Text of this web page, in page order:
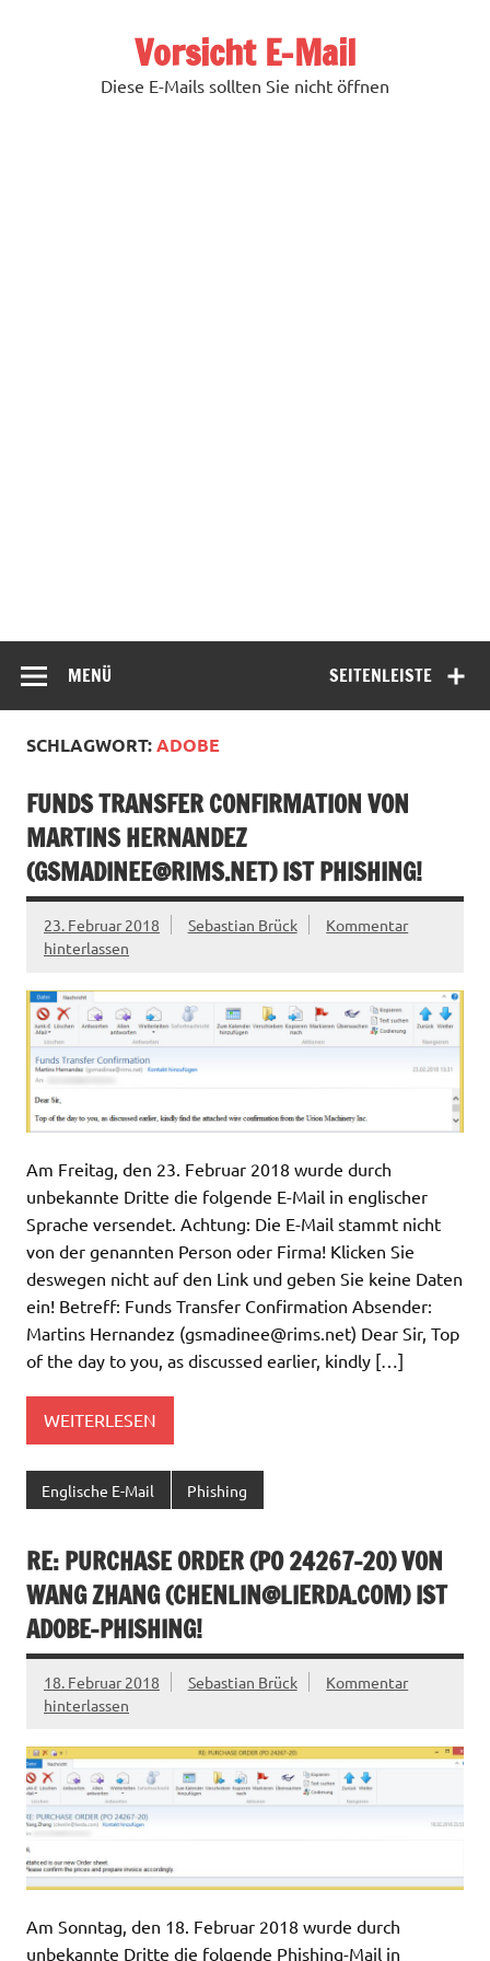
Vorsicht E-Mail
Diese E-Mails sollten Sie nicht öffnen
SEITENLEISTE
MENÜ
SCHLAGWORT:ADOBE
FUNDS TRANSFER CONFIRMATION VON
MARTINS HERNANDEZ
(GSMADINEE@RIMS.NET) IST PHISHING!
23. Februar 2018 Sebastian Brück
Kommentar
hinterlassen
Am Freitag, den 23. Februar 2018 wurde durch
unbekannte Dritte die folgende E-Mail in englischer
Sprache versendet. Achtung: Die E-Mail stammt nicht
von der genannten Person oder Firma! Klicken Sie
deswegen nicht auf den Link und geben Sie keine Daten
ein! Betreff: Funds Transfer Confirmation Absender:
Martins Hernandez (gsmadinee@rims.net) Dear Sir, Top
of the day to you, as discussed earlier, kindly […]
WEITERLESEN
Englische E-Mail Phishing
RE: PURCHASE ORDER (PO 24267-20) VON
WANG ZHANG (CHENLIN@LIERDA.COM) IST
ADOBE-PHISHING!
18. Februar 2018 Sebastian Brück
Kommentar
hinterlassen
Am Sonntag, den 18. Februar 2018 wurde durch
unbekannte Dritte die folgende Phishing-Mail in